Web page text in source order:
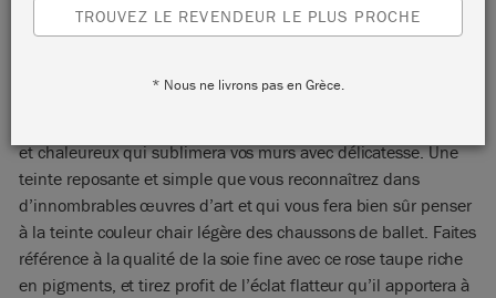
POINTE SILK
et chaleureux qui sublimera vos murs avec délicatesse. Une
teinte reposante et simple que vous reconnaîtrez dans
d’innombrables œuvres d’art et qui vous fera bien sûr penser
à la teinte couleur chair légère des chaussons de ballet. Faites
référence à la qualité de la soie fine avec ce rose taupe riche
en pigments, et tirez profit de l’éclat flatteur qu’il apportera à
TROUVEZ LE REVENDEUR LE PLUS PROCHE
* Nous ne livrons pas en Grèce.